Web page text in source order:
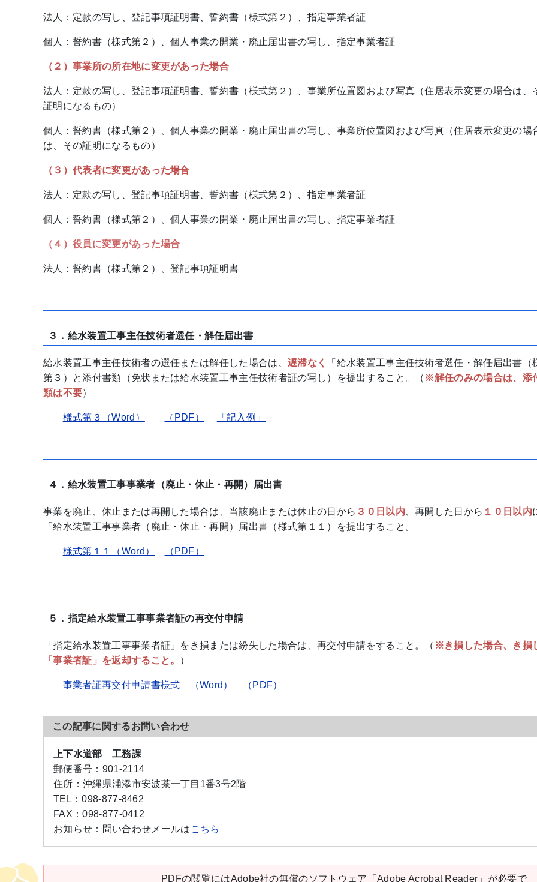
法人：定款の写し、登記事項証明書、誓約書（様式第２）、指定事業者証
個人：誓約書（様式第２）、個人事業の開業・廃止届出書の写し、指定事業者証
（２）事業所の所在地に変更があった場合
法人：定款の写し、登記事項証明書、誓約書（様式第２）、事業所位置図および写真（住居表示変更の場合は、
証明になるもの）
個人：誓約書（様式第２）、個人事業の開業・廃止届出書の写し、事業所位置図および写真（住居表示変更の場
は、その証明になるもの）
（３）代表者に変更があった場合
法人：定款の写し、登記事項証明書、誓約書（様式第２）、指定事業者証
個人：誓約書（様式第２）、個人事業の開業・廃止届出書の写し、指定事業者証
（４）役員に変更があった場合
法人：誓約書（様式第２）、登記事項証明書
３．給水装置工事主任技術者選任・解任届出書
給水装置工事主任技術者の選任または解任した場合は、遅滞なく
「給水装置工事主任技術者選任・解任届出書（
第３）と添付書類（免状または給水装置工事主任技術者証の写し）を提出すること。（ ※解任のみの場合は、添
類は不要）
様式第３（Word） （PDF） 「記入例」
４．給水装置工事事業者（廃止・休止・再開）届出書
事業を廃止、休止または再開した場合は、当該廃止または休止の日から ３０日以内 、再開した日から １０ 日以内
「給水装置工事事業者（廃止・休止・再開）届出書（様式第１１）を提出すること。
様式第１１（Word） （PDF）
５．指定給水装置工事事業者証の再交付申請
「指定給水装置工事事業者証」をき損または紛失した場合は、再交付申請をすること。（ ※き損した場合、き損
「事業者証」を返却すること。 ）
事業者証再交付申請書様式 （Word） （PDF）
この記事に関するお問い合わせ
上下水道部 工務課
郵便番号： 901-2114
住所： 沖縄県浦添市安波茶一丁目1番3号2階
TEL：098-877-8462
FAX：098-877-0412
お知らせ： 問い合わせメールは こちら
PDFの閲覧にはAdobe社の無償のソフトウェア「Adobe Acrobat Reader」が必要で